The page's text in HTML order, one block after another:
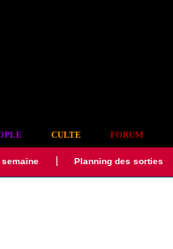
CULTE FORUM
Planning des sorties